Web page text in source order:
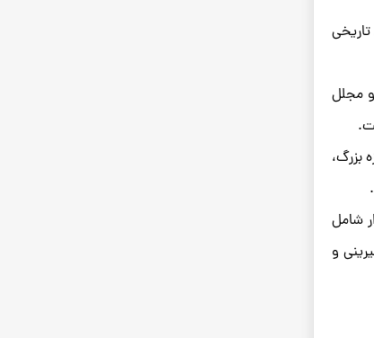
زیبا و مجلل
دروازه بزرگ،
این بازار شامل
و